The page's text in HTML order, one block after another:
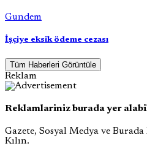
Gundem
İşçiye eksik ödeme cezası
Tüm Haberleri Görüntüle
Reklam
Reklamlariniz burada yer
Gazete, Sosyal Medya ve
Kılın.